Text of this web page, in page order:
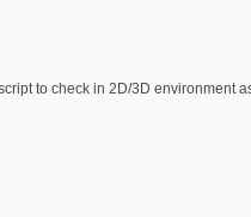
to check in 2D/3D environment